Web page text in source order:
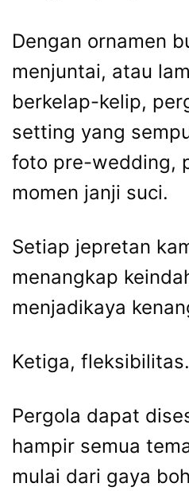
Dengan ornamen
menjuntai, atau
berkelap-kelip,
setting yang
foto pre-wedding,
momen janji suci.
Setiap jepretan
menangkap
menjadikaya
Ketiga, fleksibilitas.
Pergola dapat
hampir semua
mulai dari gaya